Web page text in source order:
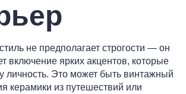
не предполагает строгости — он
включение ярких акцентов, которые
личность. Это может быть винтажный
керамики из путешествий или